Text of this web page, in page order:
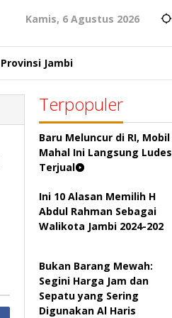
Kamis, 6 Agustus 2026
Provinsi Jambi
Terpopuler
Baru Meluncur di RI, Mobil
Mahal Ini Langsung Ludes
Terjual
Ini 10 Alasan Memilih H
Abdul Rahman Sebagai
Walikota Jambi 2024-202
Bukan Barang Mewah:
Segini Harga Jam dan
Sepatu yang Sering
Digunakan Al Haris